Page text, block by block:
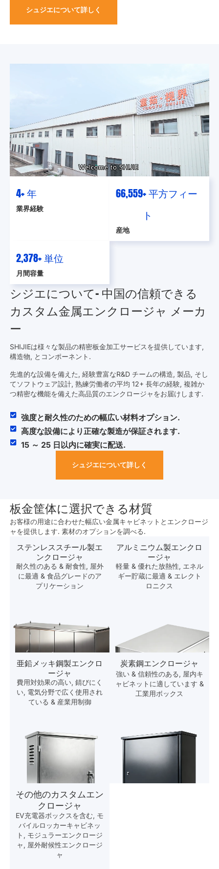
シュジエについて詳しく
業界経験
9+ 年
産地
130,684+ 平方フィー
ト
月間容量
4,669+ 単位
シジエについて- 中国の信頼できる
カスタム金属エンクロージャ メーカ
ー
SHIJIEは様々な製品の精密板金加工サービスを提供しています,
構造物, とコンポーネント.
先進的な設備を備えた, 経験豊富なR&D チームの構造, 製品, そし
てソフトウェア設計, 熟練労働者の平均 12+ 長年の経験, 複雑か
つ精密な機能を備えた高品質のエンクロージャをお届けします.
強度と耐久性のための幅広い材料オプション.
高度な設備により正確な製造が保証されます.
15 ～ 25 日以内に確実に配送.
シュジエについて詳しく
板金筐体に選択できる材質
お客様の用途に合わせた幅広い金属キャビネットとエンクロージ
ャを提供します. 素材のオプションを調べる.
ステンレススチール製エ
ンクロージャ
耐久性のある & 耐食性, 屋外
に最適 & 食品グレードのア
プリケーション
アルミニウム製エンクロ
ージャ
軽量 & 優れた放熱性, エネル
ギー貯蔵に最適 & エレクト
ロニクス
亜鉛メッキ鋼製エンクロ
ージャ
費用対効果の高い, 錆びにく
い, 電気分野で広く使用され
ている & 産業用制御
炭素鋼エンクロージャ
強い & 信頼性のある, 屋内キ
ャビネットに適しています &
工業用ボックス
その他のカスタムエン
クロージャ
EV充電器ボックスを含む, モ
バイルロッカーキャビネッ
ト, モジュラーエンクロージ
ャ, 屋外耐候性エンクロージ
ャ